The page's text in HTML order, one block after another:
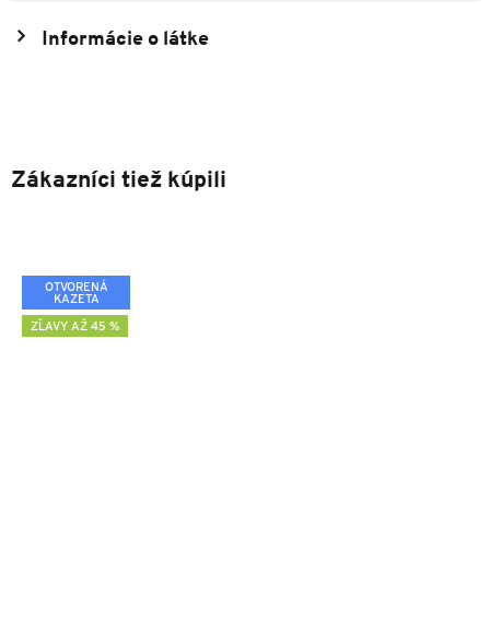
Informácie o látke
Zákazníci tiež kúpili
OTVORENÁ
KAZETA
ZĽAVY AŽ 45 %